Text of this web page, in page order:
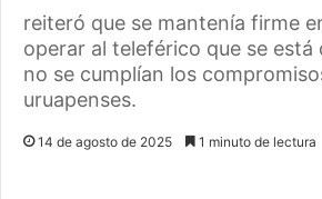
reiteró que se mantenía firme
operar al teleférico que se
no se cumplían los
uruapenses.
14 de agosto de 2025 1 minuto de lectura